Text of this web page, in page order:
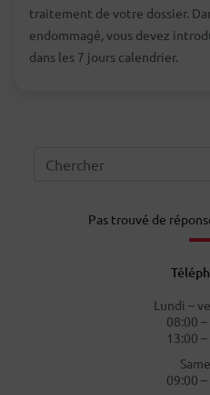
traitement de votre dossier.
endommagé, vous devez
dans les 7 jours calendrier.
Pas trouvé de
Lundi –
08:00
13:00
09:00